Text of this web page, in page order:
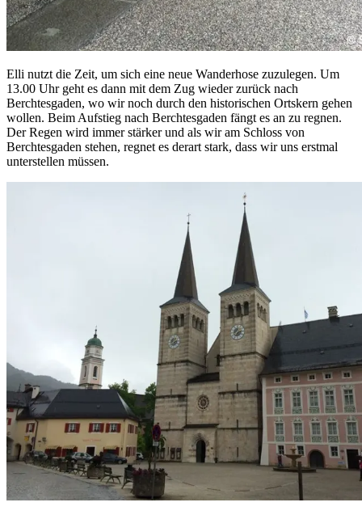
Elli nutzt die Zeit, um sich eine neue Wanderhose zuzulegen. Um
13.00 Uhr geht es dann mit dem Zug wieder zurück nach
Berchtesgaden, wo wir noch durch den historischen Ortskern gehen
wollen. Beim Aufstieg nach Berchtesgaden fängt es an zu regnen.
Der Regen wird immer stärker und als wir am Schloss von
Berchtesgaden stehen, regnet es derart stark, dass wir uns erstmal
unterstellen müssen.